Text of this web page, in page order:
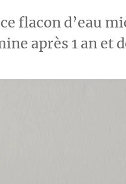
flacon d’eau
après 1 an et